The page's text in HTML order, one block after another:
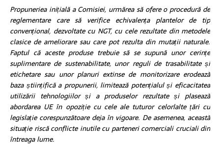
Propuneriea inițială a Comisiei, urmărea să ofere o procedură de
reglementare care să verifice echivalența plantelor de tip
convențional, dezvoltate cu NGT, cu cele rezultate din metodele
clasice de ameliorare sau care pot rezulta din mutații naturale.
Faptul că aceste produse trebuie să se supună unor cerințe
suplimentare de sustenabilitate, unor reguli de trasabilitate și
etichetare sau unor planuri extinse de monitorizare erodează
baza științifică a propunerii, limitează potențialul și eficacitatea
utilizării tehnologiilor și a produselor rezultate și plasează
abordarea UE în opoziție cu cele ale tuturor celorlalte țări cu
legislație corespunzătoare deja în vigoare. De asemenea, această
situație riscă conflicte inutile cu parteneri comerciali cruciali din
întreaga lume.